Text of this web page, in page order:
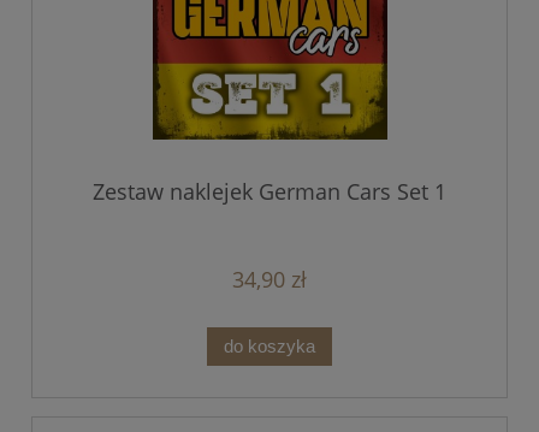
Zestaw naklejek German Cars Set 1
34,90 zł
do koszyka